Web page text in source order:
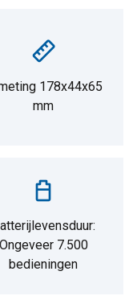
178x44x65
mm
Ongeveer 7.500
bedieningen